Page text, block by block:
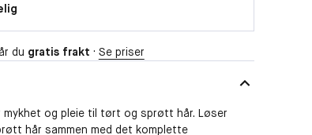
du gratis frakt · Se priser
og pleie til tørt og sprøtt hår. Løser
hår sammen med det komplette